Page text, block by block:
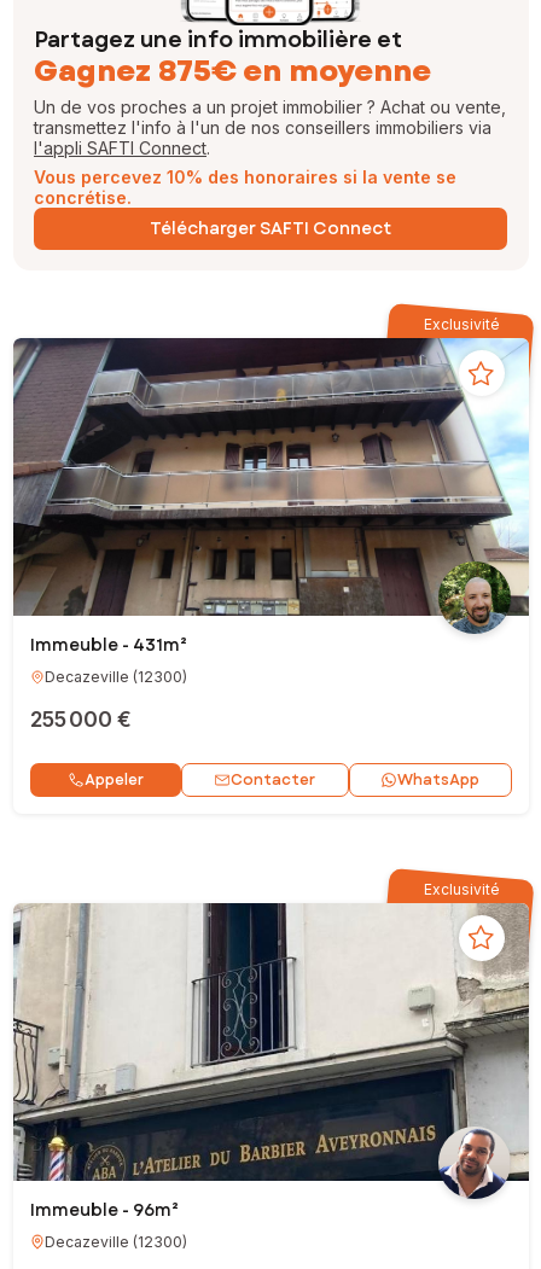
Partagez une info immobilière et
Gagnez 875€ en moyenne
Un de vos proches a un projet immobilier ? Achat ou vente,
transmettez l'info à l'un de nos conseillers immobiliers via
l'appli SAFTI Connect.
Vous percevez 10% des honoraires si la vente se
concrétise.
Télécharger SAFTI Connect
Exclusivité
Immeuble - 431m²
Decazeville (12300)
255 000 €
Appeler Contacter WhatsApp
Exclusivité
Immeuble - 96m²
Decazeville (12300)